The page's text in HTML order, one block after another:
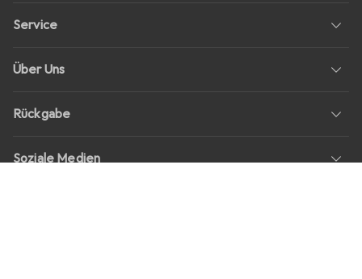
Service
Über Uns
Rückgabe
Soziale Medien